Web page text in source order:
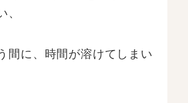
間に、時間が溶けてしまい